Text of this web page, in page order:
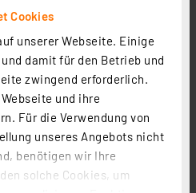
Cookies
unserer Webseite. Einige
damit für den Betrieb und
zwingend erforderlich.
und ihre
Für die Verwendung von
unseres Angebots nicht
benötigen wir Ihre
solche Cookies, um
Set Zutritt, Access Point 2,
253.10 CHF